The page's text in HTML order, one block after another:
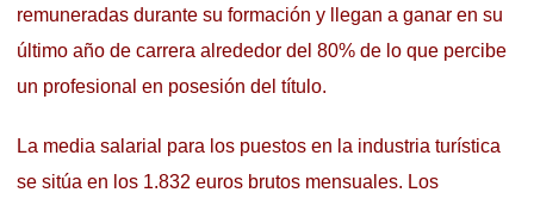
remuneradas durante su formación y llegan a ganar en su
último año de carrera alrededor del 80% de lo que percibe
un profesional en posesión del título.
La media salarial para los puestos en la industria turística
se sitúa en los 1.832 euros brutos mensuales. Los